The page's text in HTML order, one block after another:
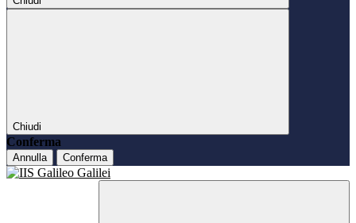
Chiudi
Conferma
Annulla Conferma